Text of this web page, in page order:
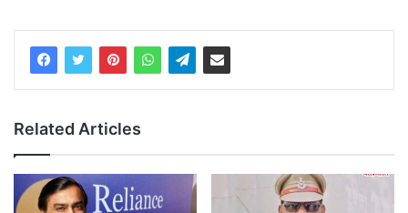
Related Articles